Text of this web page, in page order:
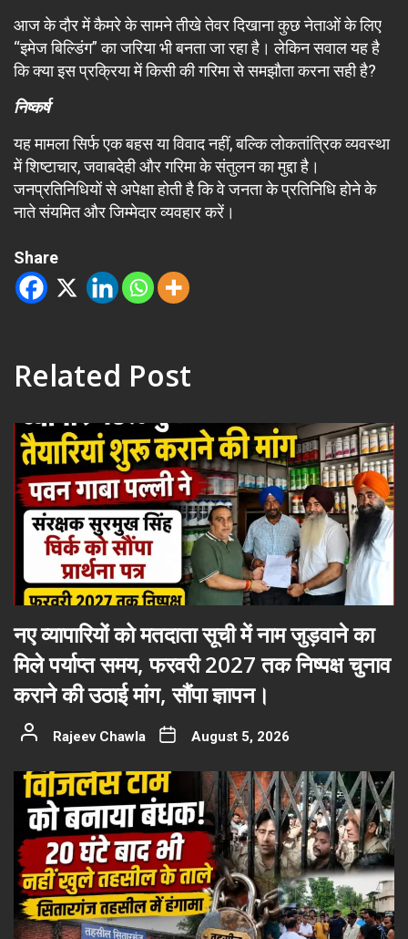
आज के दौर में कैमरे के सामने तीखे तेवर दिखाना कुछ नेताओं के लिए
“इमेज बिल्डिंग” का जरिया भी बनता जा रहा है। लेकिन सवाल यह है
कि क्या इस प्रक्रिया में किसी की गरिमा से समझौता करना सही है?
निष्कर्ष
यह मामला सिर्फ एक बहस या विवाद नहीं, बल्कि लोकतांत्रिक व्यवस्था
में शिष्टाचार, जवाबदेही और गरिमा के संतुलन का मुद्दा है।
जनप्रतिनिधियों से अपेक्षा होती है कि वे जनता के प्रतिनिधि होने के
नाते संयमित और जिम्मेदार व्यवहार करें।
Share
Related Post
नए व्यापारियों को मतदाता सूची में नाम जुड़वाने का
मिले पर्याप्त समय, फरवरी 2027 तक निष्पक्ष चुनाव
कराने की उठाई मांग, सौंपा ज्ञापन।
Rajeev Chawla August 5, 2026